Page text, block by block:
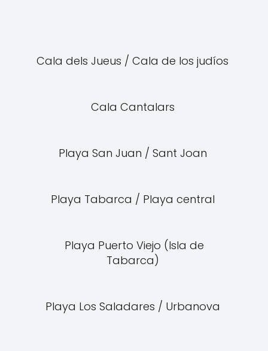
Cala dels Jueus / Cala de los judíos
Cala Cantalars
Playa San Juan / Sant Joan
Playa Tabarca / Playa central
Playa Puerto Viejo (Isla de
Tabarca)
Playa Los Saladares / Urbanova